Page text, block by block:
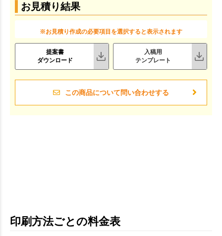
お見積り結果
※お見積り作成の必要項目を選択すると表示されます
提案書
ダウンロード
入稿用
テンプレート
この商品について問い合わせする
印刷方法ごとの料金表